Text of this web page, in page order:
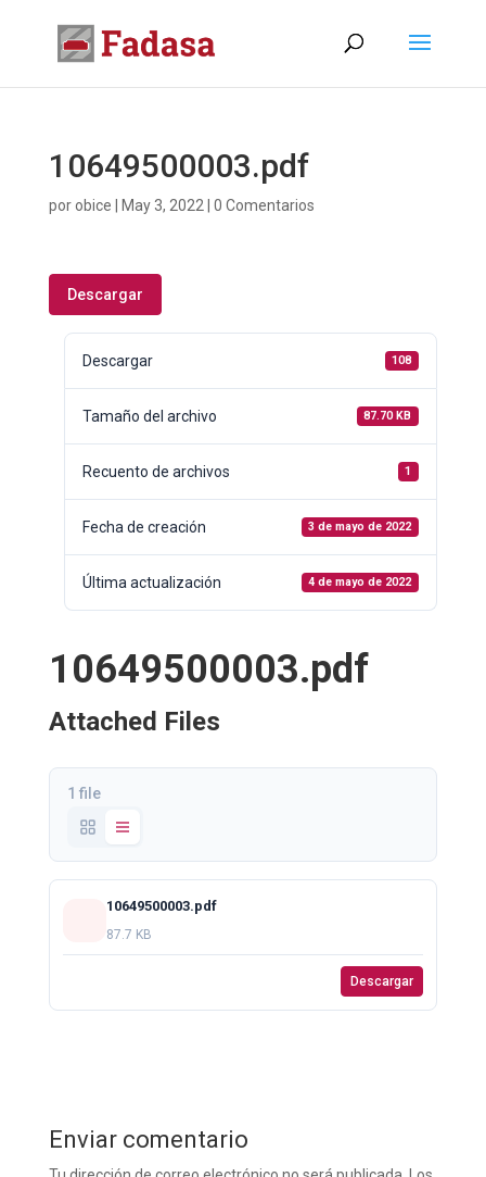
10649500003.pdf
porobice May 3, 2022 0 Comentarios
Descargar
Descargar 108
Tamaño del archivo 87.70 KB
Recuento de archivos 1
Fecha de creación 3 de mayo de 2022
Última actualización 4 de mayo de 2022
10649500003.pdf
Attached Files
1 file
10649500003.pdf
87.7 KB
Descargar
Enviar comentario